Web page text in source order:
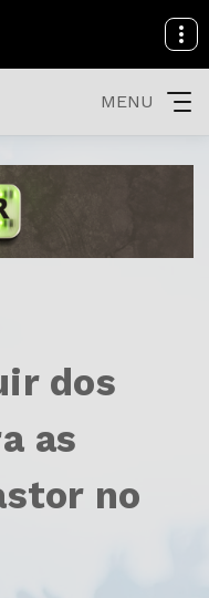
MENU
dos
as
no